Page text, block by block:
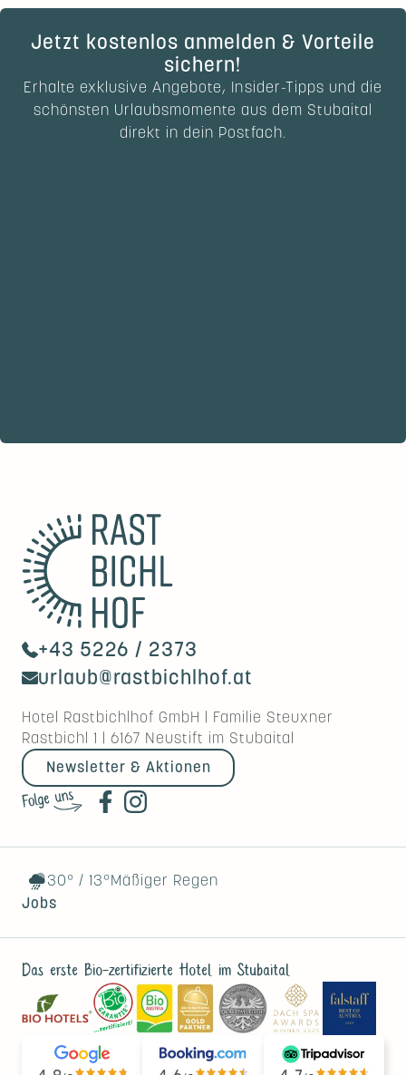
Jetzt kostenlos anmelden & Vorteile
sichern!
Erhalte exklusive Angebote, Insider-Tipps und die
schönsten Urlaubsmomente aus dem Stubaital
direkt in dein Postfach.
+43 5226 / 2373
urlaub@rastbichlhof.at
Hotel Rastbichlhof GmbH | Familie Steuxner
Rastbichl 1 |6167 Neustift im Stubaital
Newsletter & Aktionen
30° / 13°Mäßiger Regen
Jobs
Das erste Bio-zertifizierte Hotel im Stubaital